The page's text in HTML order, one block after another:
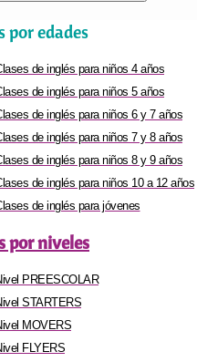
por edades
de inglés para niños 4 años
de inglés para niños 5 años
de inglés para niños 6 y 7 años
de inglés para niños 7 y 8 años
de inglés para niños 8 y 9 años
de inglés para niños 10 a 12 años
de inglés para jóvenes
por niveles
PREESCOLAR
STARTERS
MOVERS
FLYERS